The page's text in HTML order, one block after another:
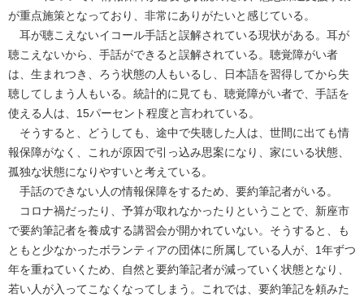
が重点施策となっており、非常にありがたいと感じている。
耳が聴こえないイコール手話と誤解されている現状がある。耳が
聴こえないから、手話ができると誤解されている。聴覚障がい者
は、生まれつき、ろう状態の人もいるし、日本語を習得してから失
聴してしまう人もいる。統計的に見ても、聴覚障がい者で、手話を
使える人は、15パーセント程度と言われている。
そうすると、どうしても、途中で失聴した人は、世間に出ても情
報保障がなく、これが原因で引っ込み思案になり、家にいる状態、
孤独な状態になりやすいと考えている。
手話のできない人の情報保障をするため、要約筆記者がいる。
コロナ禍だったり、予算が取れなかったりということで、新座市
で要約筆記者を養成する講習会が開かれていない。そうすると、も
ともと少なかったボランティアの団体に所属している人が、1年ずつ
年を重ねていくため、自然と要約筆記者が減っていく状態となり、
若い人が入ってこなくなってしまう。これでは、要約筆記を頼みた